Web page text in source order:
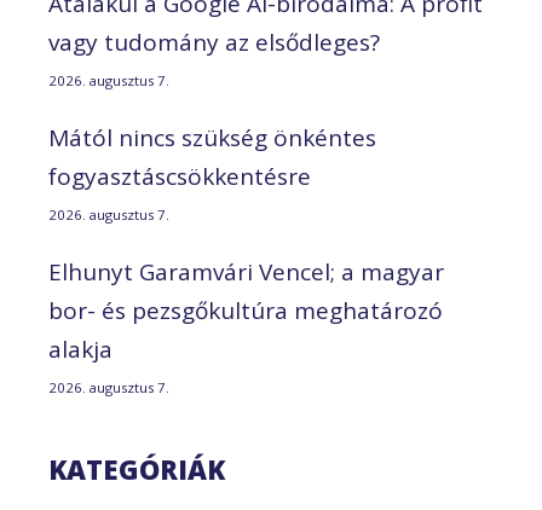
vagy tudomány az elsődleges?
2026. augusztus 7.
Mától nincs szükség önkéntes
fogyasztáscsökkentésre
2026. augusztus 7.
Elhunyt Garamvári Vencel; a magyar
bor- és pezsgőkultúra meghatározó
alakja
2026. augusztus 7.
KATEGÓRIÁK